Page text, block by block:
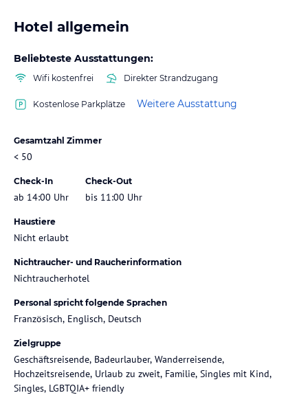
Hotel allgemein
Beliebteste Ausstattungen:
Wifi kostenfrei Direkter Strandzugang
Kostenlose Parkplätze Weitere Ausstattung
Gesamtzahl Zimmer
< 50
Check-In
ab 14:00 Uhr
Check-Out
bis 11:00 Uhr
Haustiere
Nicht erlaubt
Nichtraucher- und Raucherinformation
Nichtraucherhotel
Personal spricht folgende Sprachen
Französisch, Englisch, Deutsch
Zielgruppe
Geschäftsreisende, Badeurlauber, Wanderreisende,
Hochzeitsreisende, Urlaub zu zweit, Familie, Singles mit Kind,
Singles, LGBTQIA+ friendly